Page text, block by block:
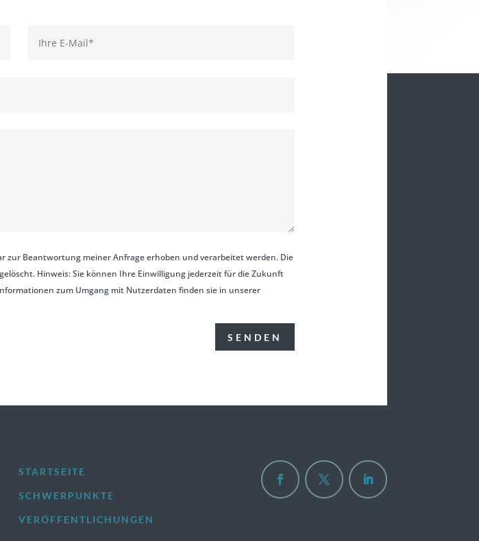
zur Beantwortung meiner Anfrage erhoben und verarbeitet werden. Die
Hinweis: Sie können Ihre Einwilligung jederzeit für die Zukunft
zum Umgang mit Nutzerdaten finden sie in unserer
SENDEN
STARTSEITE
SCHWERPUNKTE
VERÖFFENTLICHUNGEN